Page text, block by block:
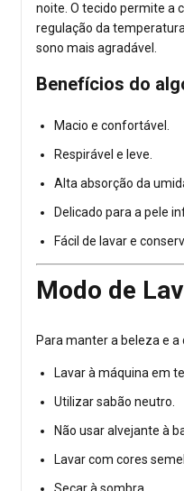
noite. O tecido permite a
regulação da
sono mais agradável.
Benefícios do
Macio e confortável.
Respirável e leve.
Alta absorção da
Delicado para a pele
Fácil de lavar e
Modo de
Para manter a beleza e a
Lavar à máquina em
Utilizar sabão neutro.
Não usar alvejante à
Lavar com cores